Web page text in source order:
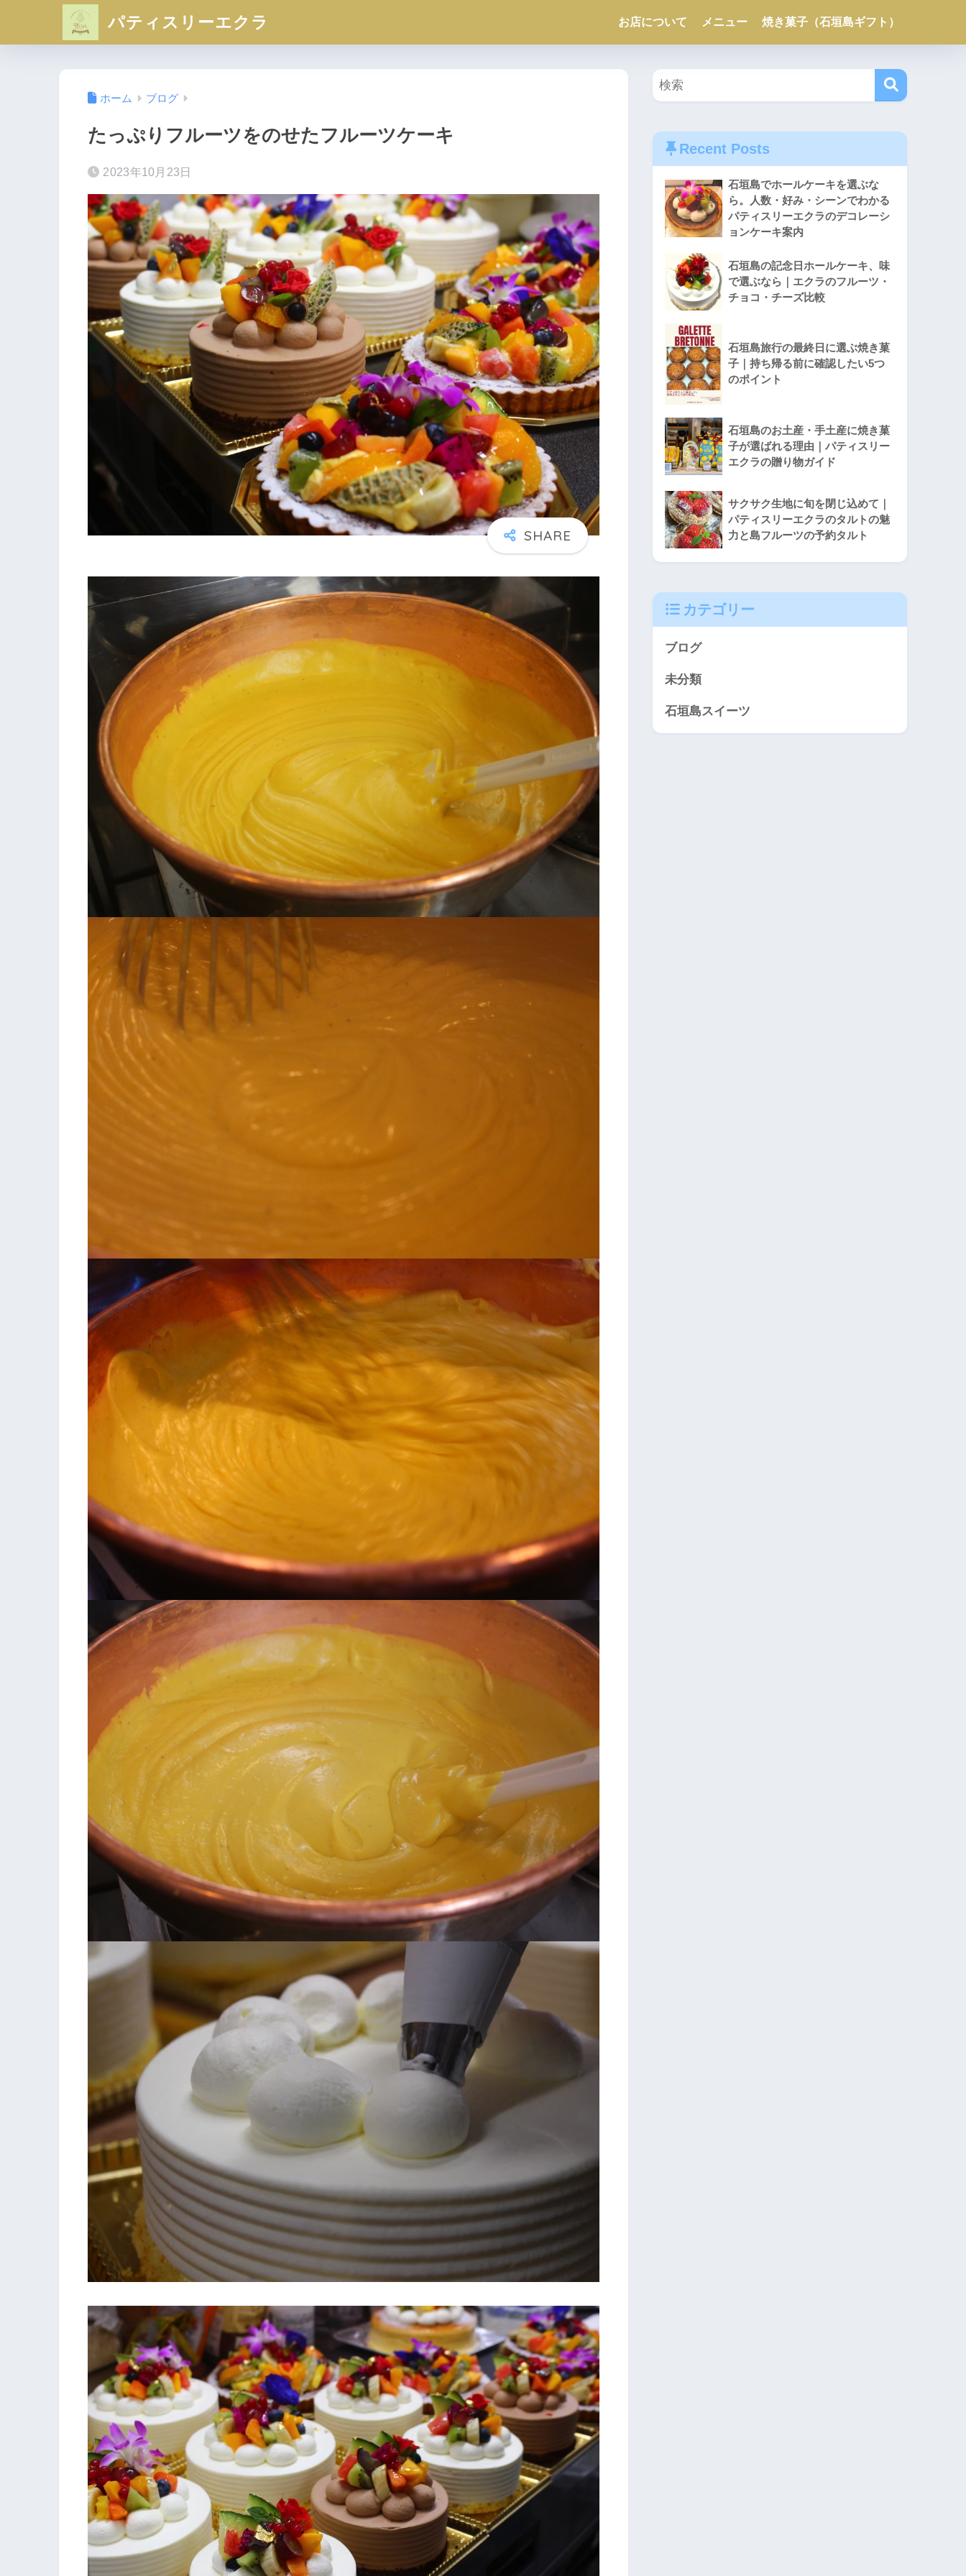
パティスリーエクラ お店について メニュー 焼き菓子（石垣島ギフト）
ホーム ブログ
たっぷりフルーツをのせたフルーツケーキ
2023年10月23日
Recent Posts
石垣島でホールケーキを選ぶな
ら。人数・好み・シーンでわかる
パティスリーエクラのデコレーシ
ョンケーキ案内
石垣島の記念日ホールケーキ、味
で選ぶなら｜エクラのフルーツ・
チョコ・チーズ比較
石垣島旅行の最終日に選ぶ焼き菓
子｜持ち帰る前に確認したい5つ
のポイント
石垣島のお土産・手土産に焼き菓
子が選ばれる理由｜パティスリー
エクラの贈り物ガイド
サクサク生地に旬を閉じ込めて｜
パティスリーエクラのタルトの魅
力と島フルーツの予約タルト
カテゴリー
ブログ
未分類
石垣島スイーツ